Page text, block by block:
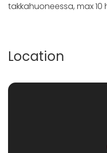
takkahuoneessa, max 10
Location